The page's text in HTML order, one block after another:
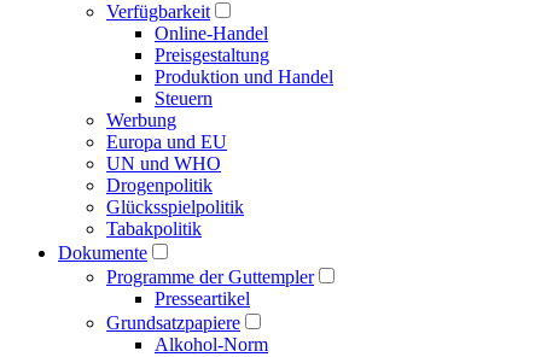
Verfügbarkeit
Online-Handel
Preisgestaltung
Produktion und Handel
Steuern
Werbung
Europa und EU
UN und WHO
Drogenpolitik
Glücksspielpolitik
Tabakpolitik
Dokumente
Programme der Guttempler
Presse­artikel
Grundsatzpapiere
Alkohol-Norm